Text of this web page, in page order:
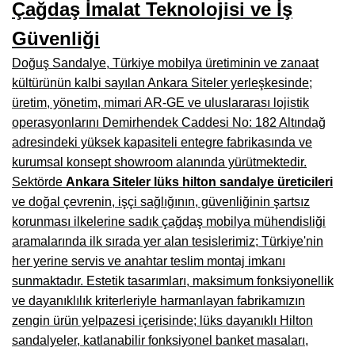
Manisa Mobilyacılar, Mobilya Fabrikaları, Mağazaları
Osmaniye Mobilyacılar, Mobilya Mağazaları, İmalatçıları
Düzce Mobilyacılar, Mobilya Mağazaları, Fabrikaları
Samsun Mobilyacıları, Mobilya Fabrikaları, Mağazaları
Balıkesir Mobilya Mağazaları, Fabrikaları, İmalatçıları
Kahramanmaraş Mobilya İmalatçıları, Mağazaları, Fabrikaları
Mardin Mobilyacılar, Mağazaları, İmalatçıları
Diyarbakır Mobilyacılar, Mobilya Firmaları, İmalatçıları
Şanlıurfa Mobilyacılar, Mobilya Mağazaları, Firmaları
Trabzon Mobilyacılar, Mobilya İmalatçıları, Mağazaları
Erzurum Mobilyacılar, Mobilya İmalatçıları, Mağazaları
Afyon Mobilyacılar, Mobilya Mağazaları, İmalatçıları
Çağdaş İmalat Teknolojisi ve İş
Güvenliği
Doğuş Sandalye, Türkiye mobilya üretiminin ve zanaat
kültürünün kalbi sayılan Ankara Siteler yerleşkesinde;
üretim, yönetim, mimari AR-GE ve uluslararası lojistik
operasyonlarını Demirhendek Caddesi No: 182 Altındağ
adresindeki yüksek kapasiteli entegre fabrikasında ve
kurumsal konsept showroom alanında yürütmektedir.
Sektörde Ankara Siteler lüks hilton sandalye üreticileri
ve doğal çevrenin, işçi sağlığının, güvenliğinin şartsız
korunması ilkelerine sadık çağdaş mobilya mühendisliği
aramalarında ilk sırada yer alan tesislerimiz; Türkiye'nin
her yerine servis ve anahtar teslim montaj imkanı
sunmaktadır. Estetik tasarımları, maksimum fonksiyonellik
ve dayanıklılık kriterleriyle harmanlayan fabrikamızın
zengin ürün yelpazesi içerisinde; lüks dayanıklı Hilton
sandalyeler, katlanabilir fonksiyonel banket masaları,